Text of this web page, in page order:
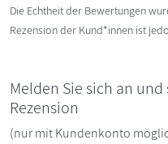
Die Echtheit der Bewertungen
Rezension der Kund*innen ist
Melden Sie sich an
Rezension
(nur mit Kundenkonto